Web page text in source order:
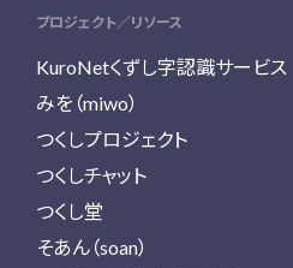
プロジェクト／リソース
KuroNetくずし字認識サービス
みを（miwo）
つくしプロジェクト
つくしチャット
つくし堂
そあん（soan）